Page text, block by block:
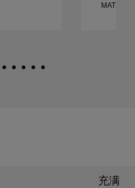
充满